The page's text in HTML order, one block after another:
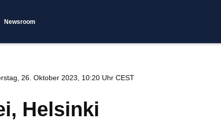
Newsroom
26. Oktober 2023, 10:20 Uhr CEST
Helsinki